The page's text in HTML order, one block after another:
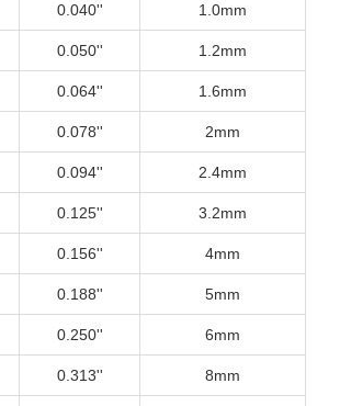
0.040'' 1.0mm
0.050'' 1.2mm
0.064'' 1.6mm
0.078'' 2mm
0.094'' 2.4mm
0.125'' 3.2mm
0.156'' 4mm
0.188'' 5mm
0.250'' 6mm
0.313'' 8mm